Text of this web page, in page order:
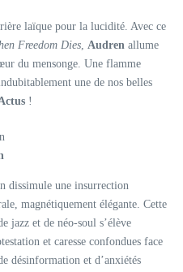
laïque pour la lucidité. Avec ce
Freedom Dies, Audren allume
du mensonge. Une flamme
une de nos belles
!
dissimule une insurrection
magnétiquement élégante. Cette
jazz et de néo-soul s’élève
et caresse confondues face
désinformation et d’anxiétés